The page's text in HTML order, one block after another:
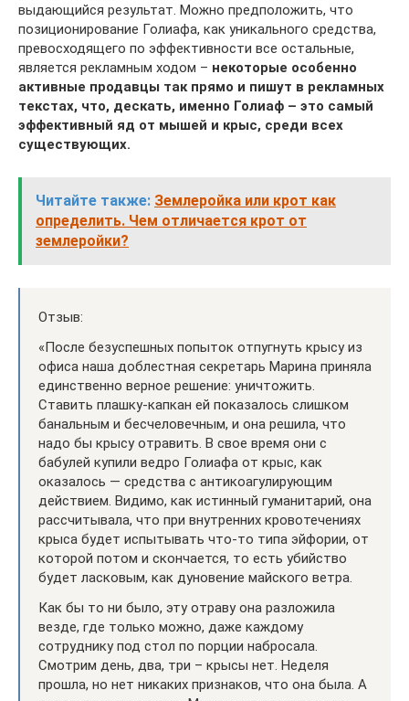
выдающийся результат. Можно предположить, что
позиционирование Голиафа, как уникального средства,
превосходящего по эффективности все остальные,
является рекламным ходом – некоторые особенно
активные продавцы так прямо и пишут в рекламных
текстах, что, дескать, именно Голиаф – это самый
эффективный яд от мышей и крыс, среди всех
существующих.
Читайте также: Землеройка или крот как
определить. Чем отличается крот от
землеройки?
Отзыв:
«После безуспешных попыток отпугнуть крысу из
офиса наша доблестная секретарь Марина приняла
единственно верное решение: уничтожить.
Ставить плашку-капкан ей показалось слишком
банальным и бесчеловечным, и она решила, что
надо бы крысу отравить. В свое время они с
бабулей купили ведро Голиафа от крыс, как
оказалось — средства с антикоагулирующим
действием. Видимо, как истинный гуманитарий, она
рассчитывала, что при внутренних кровотечениях
крыса будет испытывать что-то типа эйфории, от
которой потом и скончается, то есть убийство
будет ласковым, как дуновение майского ветра.
Как бы то ни было, эту отраву она разложила
везде, где только можно, даже каждому
сотруднику под стол по порции набросала.
Смотрим день, два, три – крысы нет. Неделя
прошла, но нет никаких признаков, что она была. А